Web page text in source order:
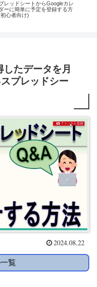
レッドシートからGoogleカレ
ーに簡単に予定を登録する方
心者向け)
たデータを月
プレッドシー
2024.08.22
覧